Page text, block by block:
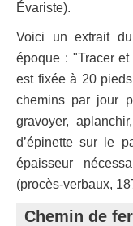
Évariste).
Voici un extrait
époque : "Tracer
est fixée à 20
chemins par jour
gravoyer,
d’épinette sur le
épaisseur
(procès-verbaux,
Chemin de fer